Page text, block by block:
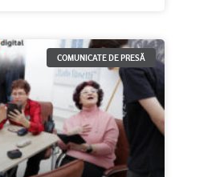
COMUNICATE DE PRESĂ